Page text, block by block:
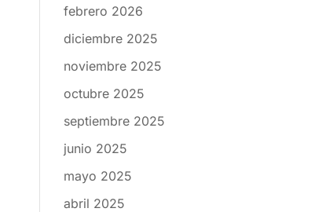
febrero 2026
diciembre 2025
noviembre 2025
octubre 2025
septiembre 2025
junio 2025
mayo 2025
abril 2025